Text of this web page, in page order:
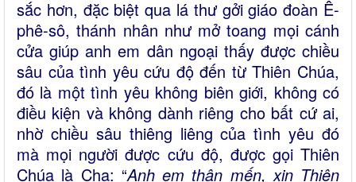
sắc hơn, đặc biệt qua lá thư gởi giáo đoàn Ê-
phê-sô, thánh nhân như mở toang mọi cánh
cửa giúp anh em dân ngoại thấy được chiều
sâu của tình yêu cứu độ đến từ Thiên Chúa,
đó là một tình yêu không biên giới, không có
điều kiện và không dành riêng cho bất cứ ai,
nhờ chiều sâu thiêng liêng của tình yêu đó
mà mọi người được cứu độ, được gọi Thiên
Chúa là Cha: “Anh em thân mến, xin Thiên